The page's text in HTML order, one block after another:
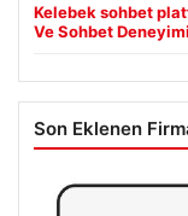
Kelebek sohbet
Ve Sohbet Deneyimi
Son Eklenen